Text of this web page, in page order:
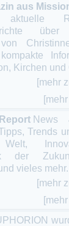
aus
von
Kirchen und
[mehr
Trends
der
vieles
[mehr